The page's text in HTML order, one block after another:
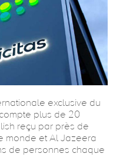
exclusive du
plus de 20
reçu par près de
monde et Al Jazeera
de personnes chaque